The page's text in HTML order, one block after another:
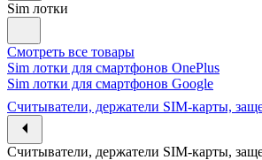
Sim лотки
Смотреть все товары
Sim лотки для смартфонов OnePlus
Sim лотки для смартфонов Google
Считыватели, держатели SIM-карты,
Считыватели, держатели SIM-карты,